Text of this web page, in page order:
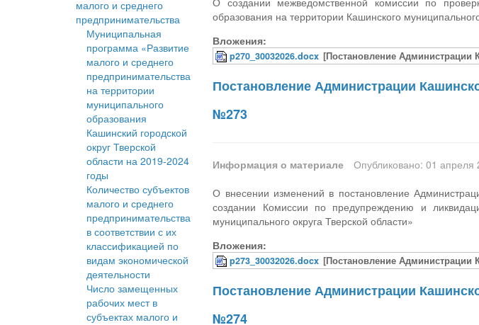
малого и среднего
предпринимательства
Муниципальная
программа «Развитие
малого и среднего
предпринимательства
на территории
муниципального
образования
Кашинский городской
округ Тверской
области на 2019-2024
годы
Количество субъектов
малого и среднего
предпринимательства
в соответствии с их
классификацией по
видам экономической
деятельности
Число замещенных
рабочих мест в
субъектах малого и
образования на территории Кашинского
Вложения:
p270_30032026.docx [Постановление Администрации
Постановление Администрации
№273
Информация о материале
Опубликовано: 01 апреля
О внесении изменений в постановление
создании Комиссии по предупреждению и
муниципального округа Тверской области»
Вложения:
p273_30032026.docx [Постановление Администрации
Постановление Администрации
№274